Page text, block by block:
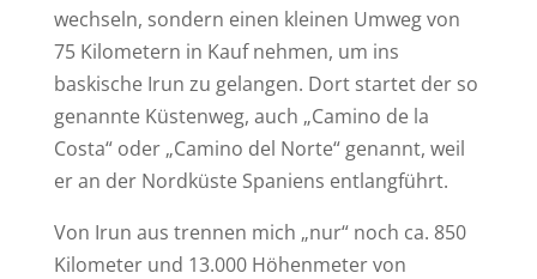
wechseln, sondern einen kleinen Umweg von
75 Kilometern in Kauf nehmen, um ins
baskische Irun zu gelangen. Dort startet der so
genannte Küstenweg, auch „Camino de la
Costa“ oder „Camino del Norte“ genannt, weil
er an der Nordküste Spaniens entlangführt.
Von Irun aus trennen mich „nur“ noch ca. 850
Kilometer und 13.000 Höhenmeter von